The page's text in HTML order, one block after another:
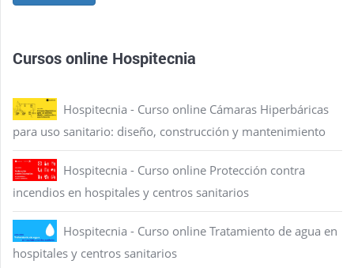
Cursos online Hospitecnia
Hospitecnia - Curso online Cámaras Hiperbáricas
para uso sanitario: diseño, construcción y mantenimiento
Hospitecnia - Curso online Protección contra
incendios en hospitales y centros sanitarios
Hospitecnia - Curso online Tratamiento de agua en
hospitales y centros sanitarios